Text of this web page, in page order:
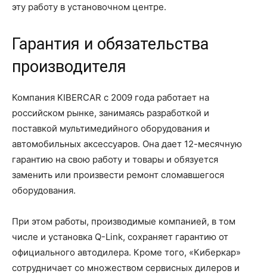
эту работу в установочном центре.
Гарантия и обязательства
производителя
Компания KIBERCAR с 2009 года работает на
российском рынке, занимаясь разработкой и
поставкой мультимедийного оборудования и
автомобильных аксессуаров. Она дает 12-месячную
гарантию на свою работу и товары и обязуется
заменить или произвести ремонт сломавшегося
оборудования.
При этом работы, производимые компанией, в том
числе и установка Q-Link, сохраняет гарантию от
официального автодилера. Кроме того, «Киберкар»
сотрудничает со множеством сервисных дилеров и